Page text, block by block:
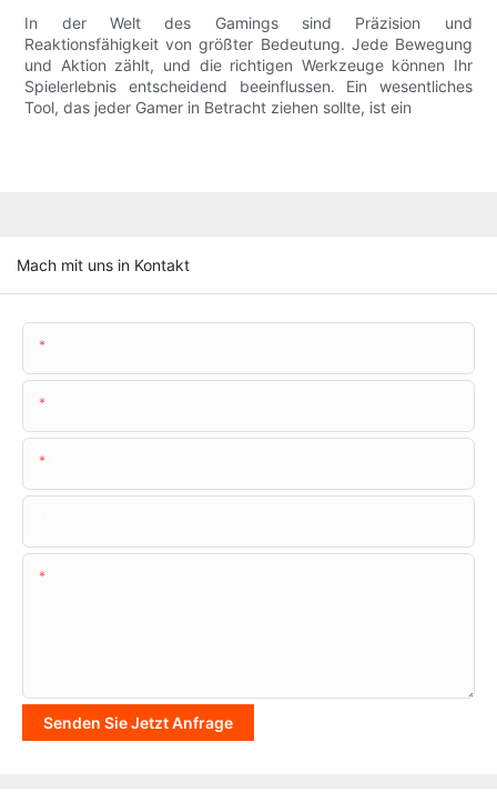
In der Welt des Gamings sind Präzision und
Reaktionsfähigkeit von größter Bedeutung. Jede Bewegung
und Aktion zählt, und die richtigen Werkzeuge können Ihr
Spielerlebnis entscheidend beeinflussen. Ein wesentliches
Tool, das jeder Gamer in Betracht ziehen sollte, ist ein
Mach mit uns in Kontakt
Senden Sie Jetzt Anfrage